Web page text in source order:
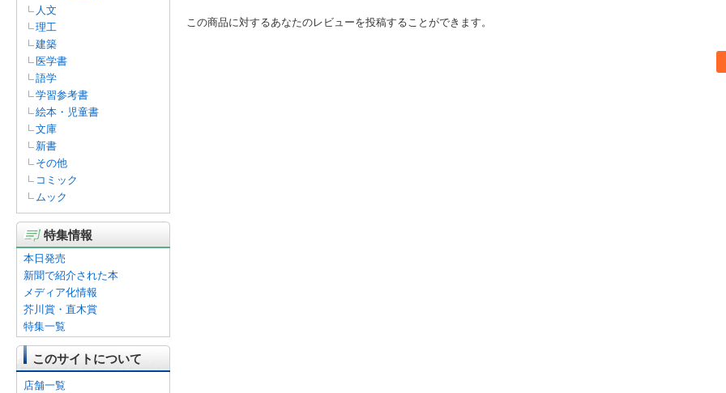
人文
理工
建築
医学書
語学
学習参考書
絵本・児童書
文庫
新書
その他
コミック
ムック
特集情報
本日発売
新聞で紹介された本
メディア化情報
芥川賞・直木賞
特集一覧
このサイトについて
店舗一覧
この商品に対するあなたのレビューを投稿することができます。